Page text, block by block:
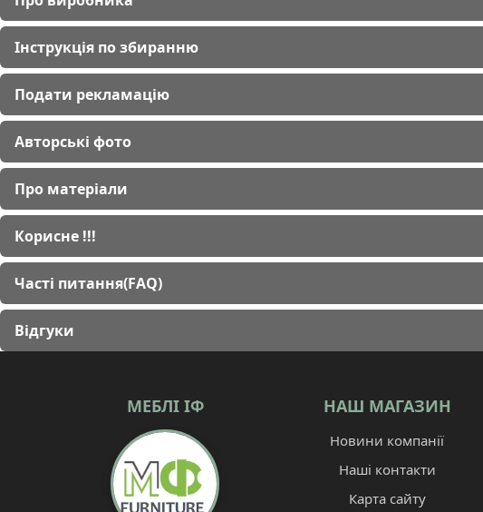
Інструкція по збиранню
Подати рекламацію
Авторські фото
Про матеріали
Корисне !!!
Часті питання(FAQ)
Відгуки
МЕБЛІ ІФ НАШ МАГАЗИН
Новини компанії
Наші контакти
Карта сайту